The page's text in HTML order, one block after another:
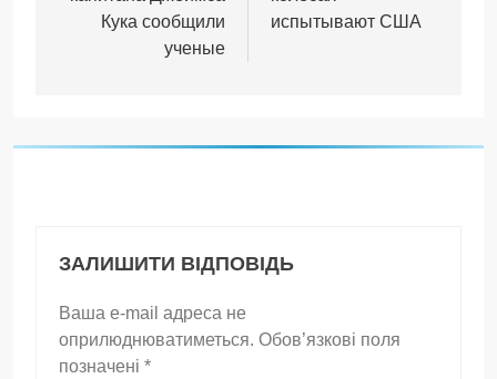
Кука сообщили
ученые
испытывают США
ЗАЛИШИТИ ВІДПОВІДЬ
Ваша e-mail адреса не
оприлюднюватиметься. Обов’язкові поля
позначені *